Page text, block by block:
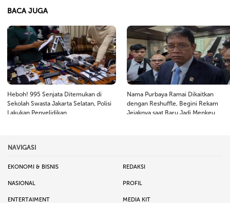
BACA JUGA
Heboh! 995 Senjata Ditemukan di
Sekolah Swasta Jakarta Selatan, Polisi
Lakukan Penyelidikan
Nama Purbaya Ramai Dikaitkan
dengan Reshuffle, Begini Rekam
Jejaknya saat Baru Jadi Menkeu
NAVIGASI
EKONOMI & BISNIS REDAKSI
NASIONAL PROFIL
ENTERTAIMENT MEDIA KIT